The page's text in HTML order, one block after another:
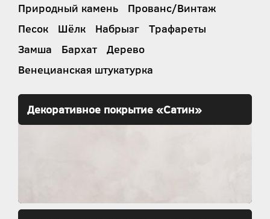
Природный камень
Прованс/Винтаж
Песок
Шёлк Набрызг
Трафареты
Замша
Бархат
Дерево
Венецианская штукатурка
Декоративное покрытие «Сатин»